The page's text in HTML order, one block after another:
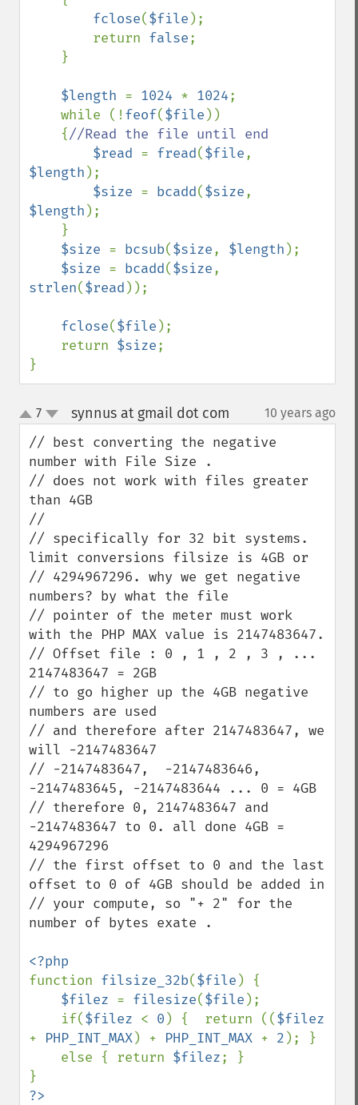
fclose($file );
        return
false;
$length = 1024 * 1024;
    while (!
feof($file ))
    {
//Read the file until end
$read = fread($file
$length );
$size = bcadd($size
$length );
$size = bcsub($size, $length );
$size = bcadd($size
strlen($read ));
fclose($file );
    return
$size;
}
up
down
7 synnus at gmail dot com 10 years ago
// best converting the negative
number with File Size .
// does not work with files greater
than 4GB
//
// specifically for 32 bit systems.
limit conversions filsize is 4GB or
// 4294967296. why we get negative
numbers? by what the file
// pointer of the meter must work
with the PHP MAX value is 2147483647.
// Offset file : 0 , 1 , 2 , 3 , ...
2147483647 = 2GB
// to go higher up the 4GB negative
numbers are used
// and therefore after 2147483647, we
will -2147483647
// -2147483647,  -2147483646,
-2147483645, -2147483644 ... 0 = 4GB
// therefore 0, 2147483647 and
-2147483647 to 0. all done 4GB =
4294967296
// the first offset to 0 and the last
offset to 0 of 4GB should be added in
// your compute, so "+ 2" for the
number of bytes exate .
function filsize_32b($file ) {
$filez = filesize($file );
    if(
$filez < 0 ) {  return ((
+ PHP_INT_MAX) + PHP_INT_MAX + 2 ); }
    else { return
$filez; }
?>